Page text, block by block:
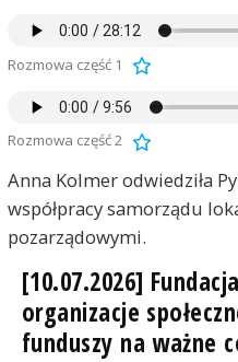
Rozmowa część 1
Rozmowa część 2
Anna Kolmer odwiedziła
współpracy samorządu
pozarządowymi.
[10.07.2026]
organizacje
funduszy na ważne